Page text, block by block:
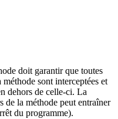
doit garantir que toutes
sont interceptées et
dehors de celle-ci. La
de la méthode peut entraîner
du programme).